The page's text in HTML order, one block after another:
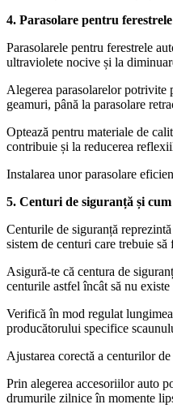
4. Parasolare pentru
Parasolarele pentru ferestrele
ultraviolete nocive și la
Alegerea parasolarelor potrivite
geamuri, până la parasolare
Optează pentru materiale de
contribuie și la reducerea
Instalarea unor parasolare
5. Centuri de siguranță și
Centurile de siguranță
sistem de centuri care trebuie
Asigură-te că centura de
centurile astfel încât să nu
Verifică în mod regulat
producătorului specifice
Ajustarea corectă a centurilor
Prin alegerea accesoriilor auto
drumurile zilnice în momente